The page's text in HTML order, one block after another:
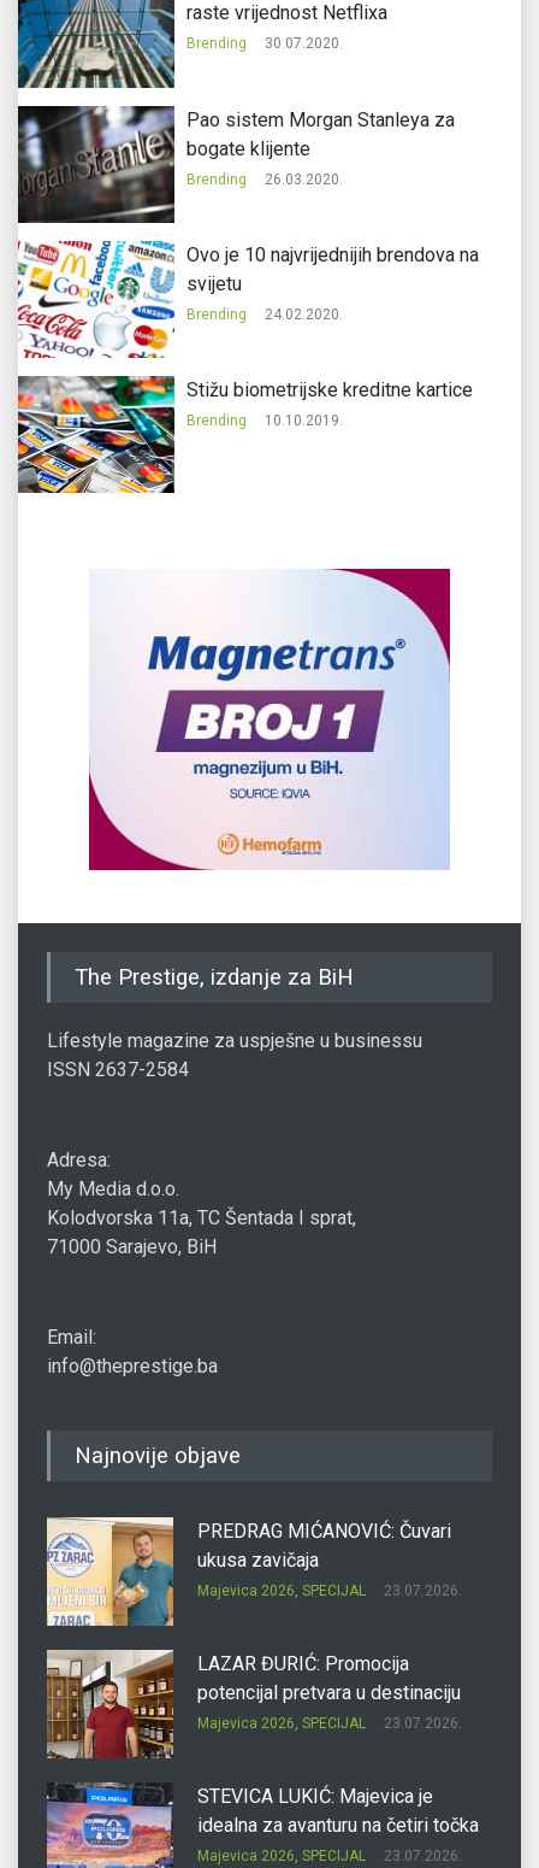
raste vrijednost Netflixa
Brending 30.07.2020.
Pao sistem Morgan Stanleya za
bogate klijente
Brending 26.03.2020.
Ovo je 10 najvrijednijih brendova na
svijetu
Brending 24.02.2020.
Stižu biometrijske kreditne kartice
Brending 10.10.2019.
The Prestige, izdanje za BiH
Lifestyle magazine za uspješne u businessu
ISSN 2637-2584
Adresa:
My Media d.o.o.
Kolodvorska 11a, TC Šentada I sprat,
71000 Sarajevo, BiH
Email:
info@theprestige.ba
Najnovije objave
PREDRAG MIĆANOVIĆ: Čuvari
ukusa zavičaja
Majevica 2026, SPECIJAL 23.07.2026.
LAZAR ĐURIĆ: Promocija
potencijal pretvara u destinaciju
Majevica 2026, SPECIJAL 23.07.2026.
STEVICA LUKIĆ: Majevica je
idealna za avanturu na četiri točka
Majevica 2026, SPECIJAL 23.07.2026.